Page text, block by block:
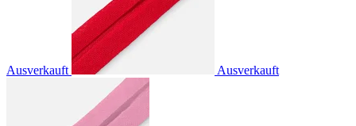
Ausverkauft Ausverkauft